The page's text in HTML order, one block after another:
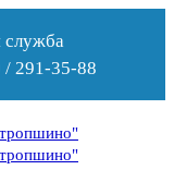
служба
/ 291-35-88